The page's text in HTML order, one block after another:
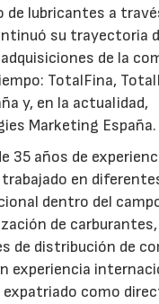
de lubricantes a
su trayectoria
de la
TotalFina,
y, en la actualidad,
Marketing España.
35 años de
en
dentro del
de
de distribución de
experiencia
expatriado como